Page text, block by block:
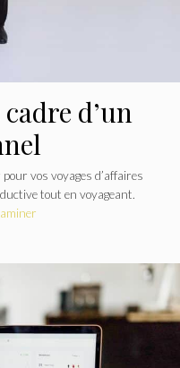
d’un
vos voyages d’affaires
tout en voyageant.